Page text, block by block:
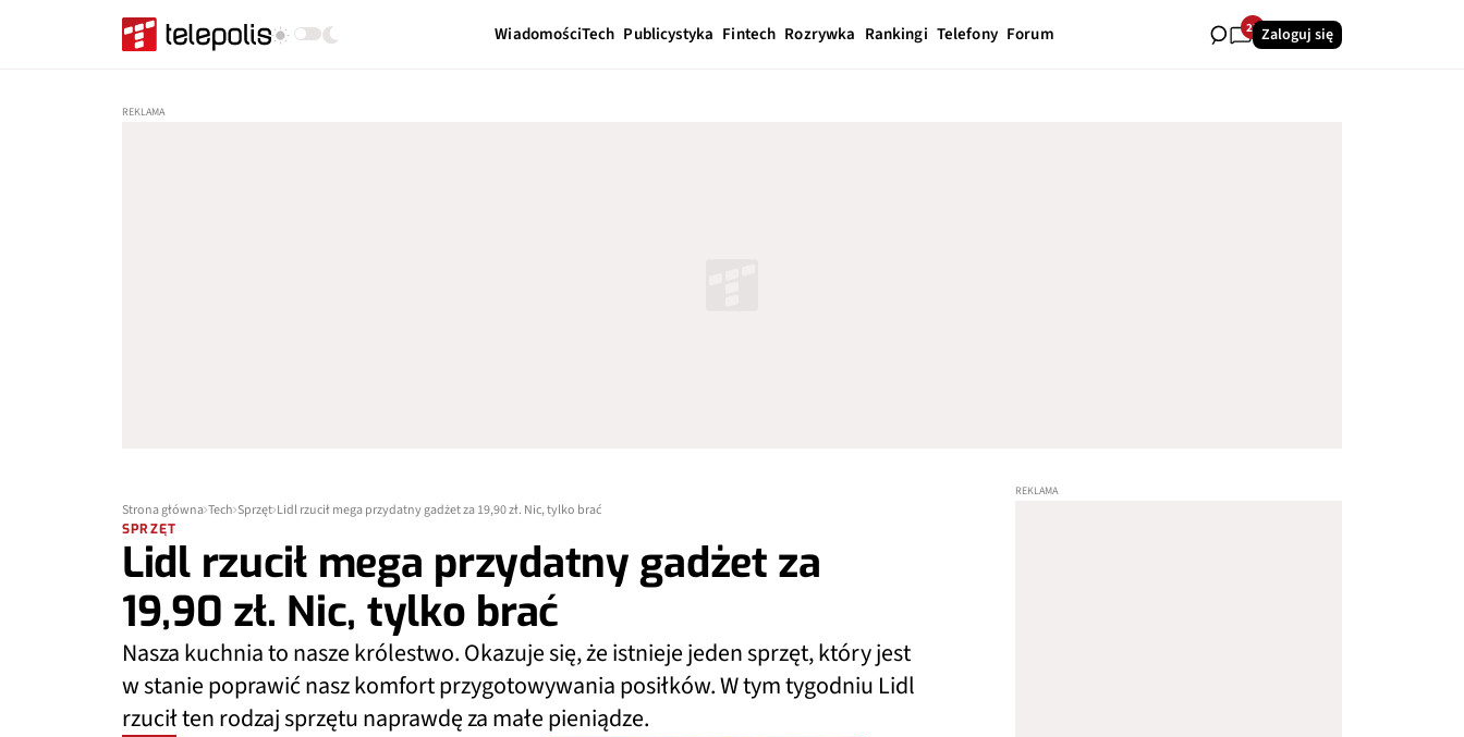
WiadomościTech Publicystyka Fintech Rozrywka Rankingi Telefony Forum 23Zaloguj się
Strona główna Tech Sprzęt Lidl rzucił mega przydatny gadżet za 19,90 zł. Nic, tylko brać
SPRZĘT
Lidl rzucił mega przydatny gadżet za
19,90 zł. Nic, tylko brać
Nasza kuchnia to nasze królestwo. Okazuje się, że istnieje jeden sprzęt, który jest
w stanie poprawić nasz komfort przygotowywania posiłków. W tym tygodniu Lidl
rzucił ten rodzaj sprzętu naprawdę za małe pieniądze.